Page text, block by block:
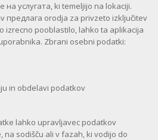
услугата, ki temeljijo na lokaciji.
предлага orodja za privzeto izključitev
izrecno pooblastilo, lahko ta aplikacija
Zbrani osebni podatki:
in obdelavi podatkov
lahko upravljavec podatkov
sodišču ali v fazah, ki vodijo do